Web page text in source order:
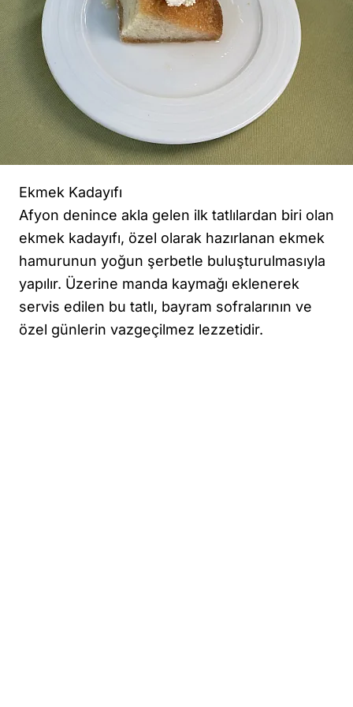
Ekmek Kadayıfı
Afyon denince akla gelen ilk tatlılardan biri olan
ekmek kadayıfı, özel olarak hazırlanan ekmek
hamurunun yoğun şerbetle buluşturulmasıyla
yapılır. Üzerine manda kaymağı eklenerek
servis edilen bu tatlı, bayram sofralarının ve
özel günlerin vazgeçilmez lezzetidir.